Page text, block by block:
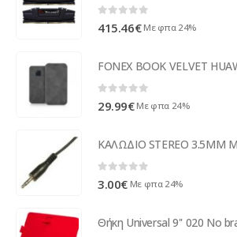
0out of 5
415.46€ Με φπα 24%
0 out of 5
29.99€ Με φπα 24%
ΚΑΛΩΔΙΟ STEREO 3.5MM
3.00€ Με φπα 24%